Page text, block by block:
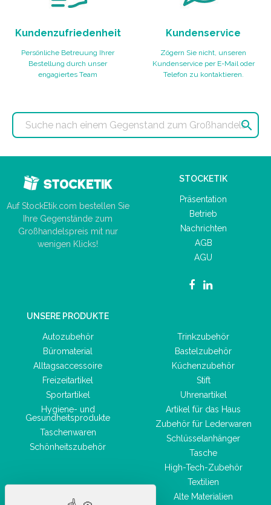
Kundenzufriedenheit
Persönliche Betreuung Ihrer
Bestellung durch unser
engagiertes Team
Kundenservice
Zögern Sie nicht, unseren
Kundenservice per E-Mail oder
Telefon zu kontaktieren.

Auf StockEtik.com bestellen Sie
Ihre Gegenstände zum
Großhandelspreis mit nur
wenigen Klicks!
STOCKETIK
Präsentation
Betrieb
Nachrichten
AGB
AGU
UNSERE PRODUKTE
Autozubehör
Büromaterial
Alltagsaccessoire
Freizeitartikel
Sportartikel
Hygiene- und
Gesundheitsprodukte
Taschenwaren
Schönheitszubehör
Trinkzubehör
Bastelzubehör
Küchenzubehör
Stift
Uhrenartikel
Artikel für das Haus
Zubehör für Lederwaren
Schlüsselanhänger
Tasche
High-Tech-Zubehör
Textilien
Alte Materialien